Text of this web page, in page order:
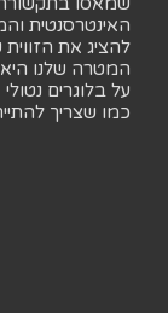
האינטרסנטית
להציג את
המטרה שלנו היא
על בלוגרים
כמו שצריך